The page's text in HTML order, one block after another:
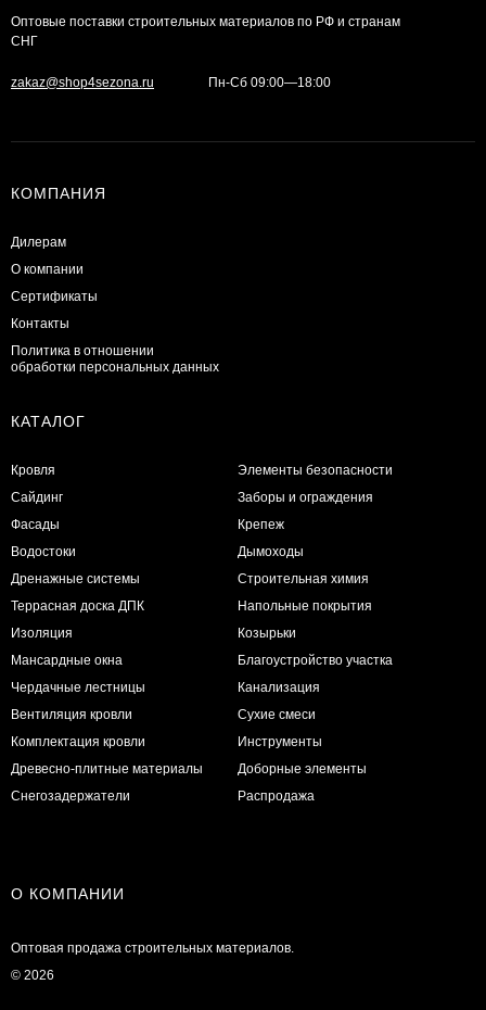
Оптовые поставки строительных материалов по РФ и странам
СНГ
zakaz@shop4sezona.ru Пн-Сб 09:00—18:00
КОМПАНИЯ
Дилерам
О компании
Сертификаты
Контакты
Политика в отношении
обработки персональных данных
КАТАЛОГ
Кровля
Сайдинг
Фасады
Водостоки
Дренажные системы
Террасная доска ДПК
Изоляция
Мансардные окна
Чердачные лестницы
Вентиляция кровли
Комплектация кровли
Древесно-плитные материалы
Снегозадержатели
Элементы безопасности
Заборы и ограждения
Крепеж
Дымоходы
Строительная химия
Напольные покрытия
Козырьки
Благоустройство участка
Канализация
Сухие смеси
Инструменты
Доборные элементы
Распродажа
О КОМПАНИИ
Оптовая продажа строительных материалов.
© 2026